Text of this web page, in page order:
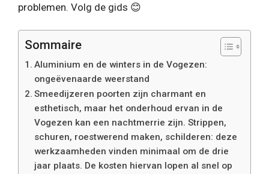
problemen. Volg de gids 😊
Sommaire
Aluminium en de winters in de Vogezen:
ongeëvenaarde weerstand
Smeedijzeren poorten zijn charmant en
esthetisch, maar het onderhoud ervan in de
Vogezen kan een nachtmerrie zijn. Strippen,
schuren, roestwerend maken, schilderen: deze
werkzaamheden vinden minimaal om de drie
jaar plaats. De kosten hiervan lopen al snel op